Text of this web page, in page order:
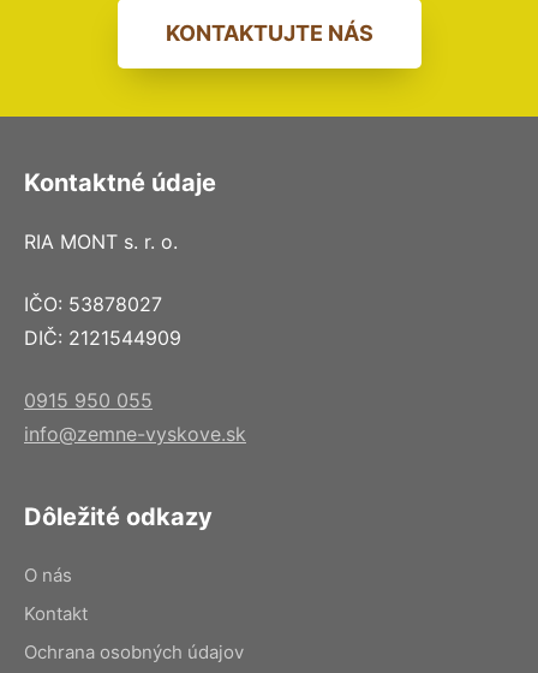
KONTAKTUJTE NÁS
Kontaktné údaje
RIA MONT s. r. o.
IČO: 53878027
DIČ: 2121544909
0915 950 055
info@zemne-vyskove.sk
Dôležité odkazy
O nás
Kontakt
Ochrana osobných údajov